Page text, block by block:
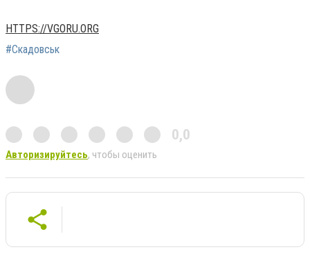
HTTPS://VGORU.ORG
#Скадовськ
0,0
Авторизируйтесь, чтобы оценить